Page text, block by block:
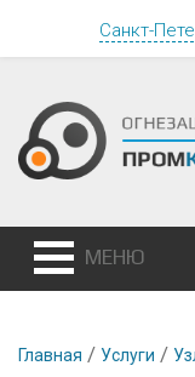
Санкт-
МЕНЮ
Главная / Услуги /